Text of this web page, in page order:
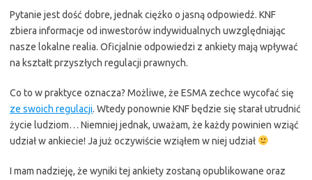
Pytanie jest dość dobre, jednak ciężko o jasną odpowiedź. KNF
zbiera informacje od inwestorów indywidualnych uwzględniając
nasze lokalne realia. Oficjalnie odpowiedzi z ankiety mają wpływać
na kształt przyszłych regulacji prawnych.
Co to w praktyce oznacza? Możliwe, że ESMA zechce wycofać się
ze swoich regulacji. Wtedy ponownie KNF będzie się starał utrudnić
życie ludziom… Niemniej jednak, uważam, że każdy powinien wziąć
udział w ankiecie! Ja już oczywiście wziąłem w niej udział
I mam nadzieję, że wyniki tej ankiety zostaną opublikowane oraz